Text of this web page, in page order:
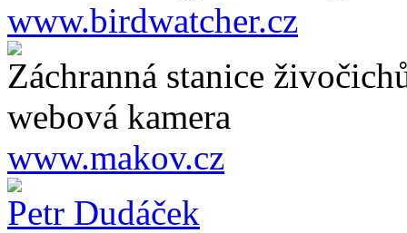
www.birdwatcher.cz
Záchranná stanice
webová kamera
www.makov.cz
Petr Dudáček